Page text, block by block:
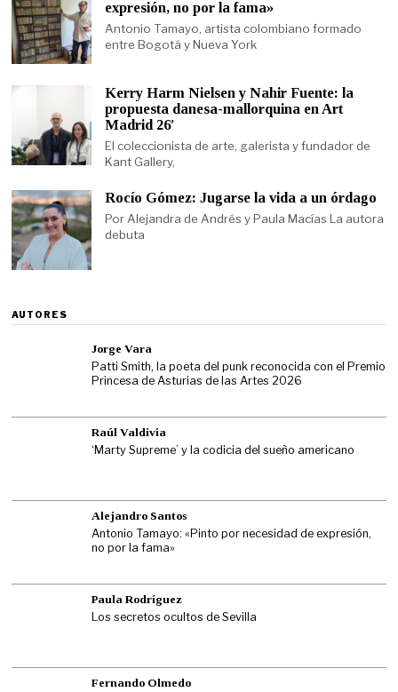
expresión, no por la fama»
Antonio Tamayo, artista colombiano formado
entre Bogotá y Nueva York
Kerry Harm Nielsen y Nahir Fuente: la
propuesta danesa-mallorquina en Art
Madrid 26′
El coleccionista de arte, galerista y fundador de
Kant Gallery,
Rocío Gómez: Jugarse la vida a un órdago
Por Alejandra de Andrés y Paula Macías La autora
debuta
AUTORES
Jorge Vara
Patti Smith, la poeta del punk reconocida con el Premio
Princesa de Asturias de las Artes 2026
Raúl Valdivia
‘Marty Supreme’ y la codicia del sueño americano
Alejandro Santos
Antonio Tamayo: «Pinto por necesidad de expresión,
no por la fama»
Paula Rodríguez
Los secretos ocultos de Sevilla
Fernando Olmedo